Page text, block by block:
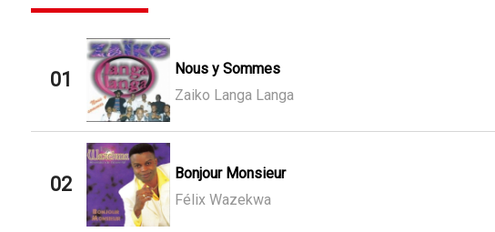
01
Nous y Sommes
Zaiko Langa Langa
02
Bonjour Monsieur
Félix Wazekwa